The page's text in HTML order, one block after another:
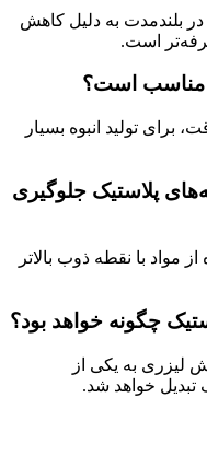
در بلندمدت به دلیل کاهش
است.
مناسب است؟
برای تولید انبوه بسیار
پلاستیک جلوگیری
مواد با نقطه ذوب بالاتر
چگونه خواهد بود؟
لیزری به یکی از
خواهد شد.